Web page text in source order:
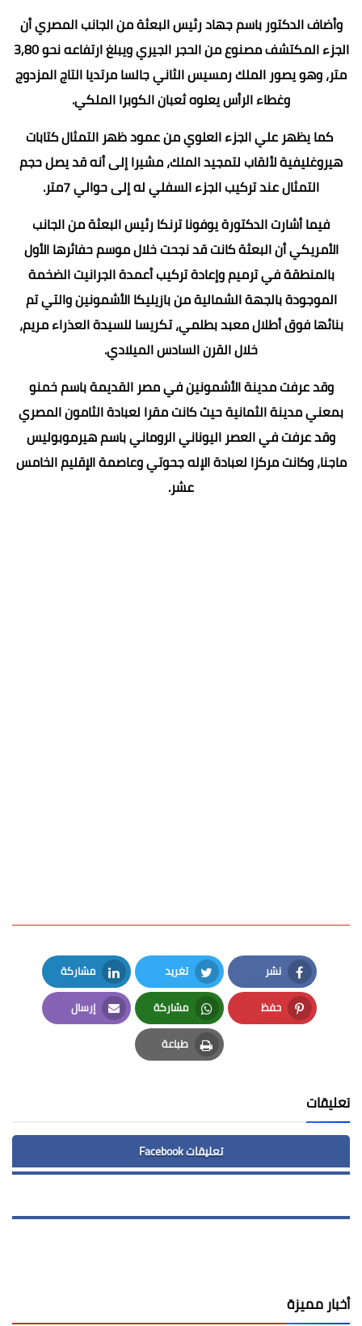
وأضاف الدكتور باسم جهاد رئيس البعثة من الجانب المصري أن
الجزء المكتشف مصنوع من الحجر الجيري ويبلغ ارتفاعه نحو 3,80
متر، وهو يصور الملك رمسيس الثاني جالسا مرتديا التاج المزدوج
وغطاء الرأس يعلوه ثعبان الكوبرا الملكي.
كما يظهر علي الجزء العلوي من عمود ظهر التمثال كتابات
هيروغليفية لألقاب لتمجيد الملك، مشيرا إلى أنه قد يصل حجم
التمثال عند تركيب الجزء السفلي له إلى حوالي 7متر.
فيما أشارت الدكتورة يوفونا ترنكا رئيس البعثة من الجانب
الأمريكي أن البعثة كانت قد نجحت خلال موسم حفائرها الأول
بالمنطقة في ترميم وإعادة تركيب أعمدة الجرانيت الضخمة
الموجودة بالجهة الشمالية من بازيليكا الأشمونين والتي تم
بنائها فوق أطلال معبد بطلمي، تكريسا للسيدة العذراء مريم،
خلال القرن السادس الميلادي.
وقد عرفت مدينة الأشمونين في مصر القديمة باسم خمنو
بمعني مدينة الثمانية حيث كانت مقرا لعبادة الثامون المصري
وقد عرفت في العصر اليوناني الروماني باسم هيرموبوليس
ماجنا، وكانت مركزا لعبادة الإله جحوتي وعاصمة الإقليم الخامس
عشر.
نشر
Facebook
تغريد
Twitter
مشاركة
LinkedIn
حفظ
Pinterest
مشاركة
Whatsapp
إرسال
Email
طباعة
Print
تعليقات
تعليقات Facebook
أخبار مميزة